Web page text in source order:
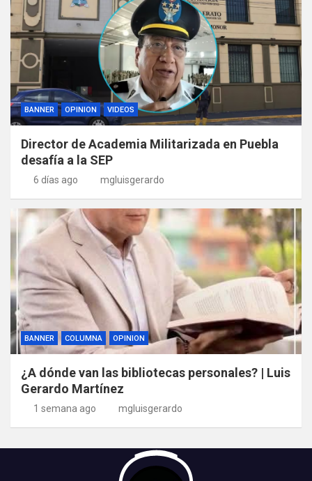
BANNER OPINION VIDEOS
Director de Academia Militarizada en Puebla
desafía a la SEP
6 días ago mgluisgerardo
BANNER COLUMNA OPINION
¿A dónde van las bibliotecas personales? | Luis
Gerardo Martínez
1 semana ago mgluisgerardo